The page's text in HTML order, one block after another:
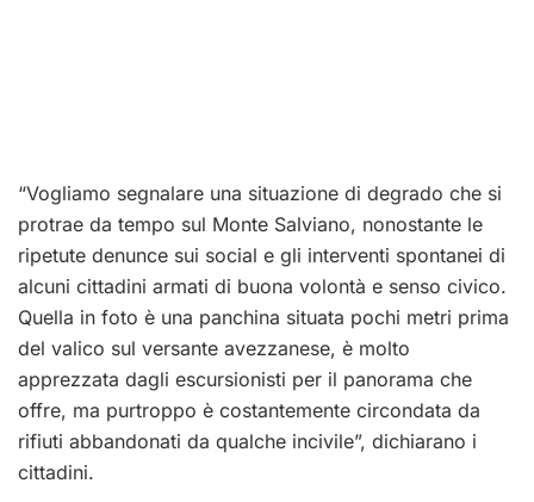
“Vogliamo segnalare una situazione di degrado che si
protrae da tempo sul Monte Salviano, nonostante le
ripetute denunce sui social e gli interventi spontanei di
alcuni cittadini armati di buona volontà e senso civico.
Quella in foto è una panchina situata pochi metri prima
del valico sul versante avezzanese, è molto
apprezzata dagli escursionisti per il panorama che
offre, ma purtroppo è costantemente circondata da
rifiuti abbandonati da qualche incivile”, dichiarano i
cittadini.